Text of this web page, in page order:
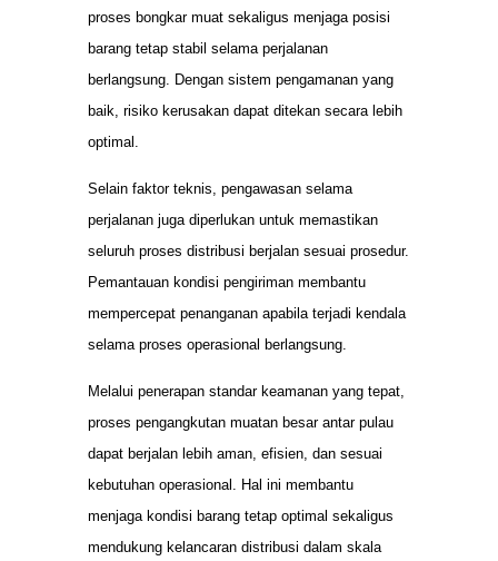
proses bongkar muat sekaligus menjaga posisi
barang tetap stabil selama perjalanan
berlangsung. Dengan sistem pengamanan yang
baik, risiko kerusakan dapat ditekan secara lebih
optimal.
Selain faktor teknis, pengawasan selama
perjalanan juga diperlukan untuk memastikan
seluruh proses distribusi berjalan sesuai prosedur.
Pemantauan kondisi pengiriman membantu
mempercepat penanganan apabila terjadi kendala
selama proses operasional berlangsung.
Melalui penerapan standar keamanan yang tepat,
proses pengangkutan muatan besar antar pulau
dapat berjalan lebih aman, efisien, dan sesuai
kebutuhan operasional. Hal ini membantu
menjaga kondisi barang tetap optimal sekaligus
mendukung kelancaran distribusi dalam skala